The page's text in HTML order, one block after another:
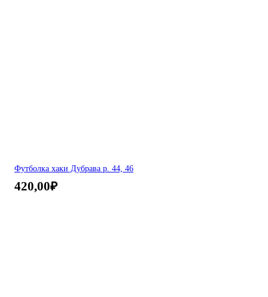
Футболка хаки Дубрава р. 44, 46
420,00₽